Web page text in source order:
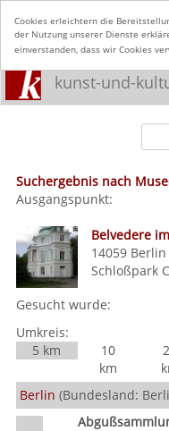
Cookies erleichtern die
der Nutzung unserer Dienste
einverstanden, dass wir Cookies
kunst-und-
Suchergebnis nach
Ausgangspunkt:
Belvedere
14059 Berlin
Schloßpark
Gesucht wurde:
Umkreis:
5 km
10
km
Berlin (Bundesland: